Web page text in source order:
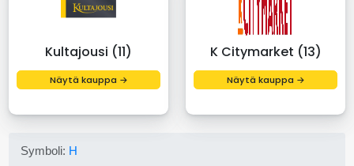
Kultajousi (11)
Näytä kauppa →
K Citymarket (13)
Näytä kauppa →
Symboli: H